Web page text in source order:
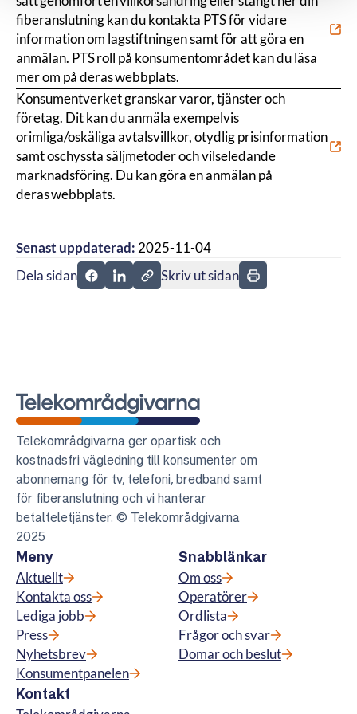
fiberanslutning kan du kontakta PTS för vidare
information om lagstiftningen samt för att göra en
anmälan. PTS roll på konsumentområdet kan du läsa
mer om på deras webbplats.
Konsumentverket granskar varor, tjänster och
företag. Dit kan du anmäla exempelvis
orimliga/oskäliga avtalsvillkor, otydlig prisinformation
samt oschyssta säljmetoder och vilseledande
marknadsföring. Du kan göra en anmälan på
deras webbplats.
Senast uppdaterad: 2025-11-04
Dela sidan
Dela sidan på Facebook
Dela sidan på Linkedin
Skriv ut sidan
Telekområdgivarna
Telekområdgivarna ger opartisk och
kostnadsfri vägledning till konsumenter om
abonnemang för tv, telefoni, bredband samt
för fiberanslutning och vi hanterar
betalteletjänster. © Telekområdgivarna
2025
Meny
Aktuellt
Kontakta oss
Lediga jobb
Press
Nyhetsbrev
Konsumentpanelen
Snabblänkar
Om oss
Operatörer
Ordlista
Frågor och svar
Domar och beslut
Kontakt